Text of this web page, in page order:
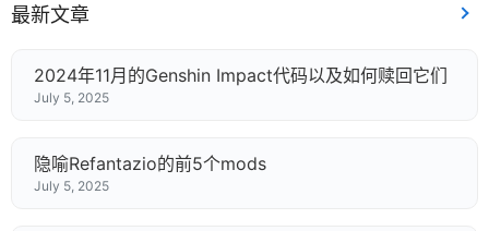
最新文章
2024年11月的Genshin Impact代码以及如何赎回它们
July 5, 2025
隐喻Refantazio的前5个mods
July 5, 2025